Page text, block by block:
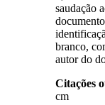
saudação
branco,
autor do
Citações
cm